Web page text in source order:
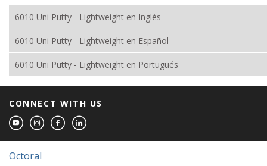
6010 Uni Putty - Lightweight en Inglés
6010 Uni Putty - Lightweight en Español
6010 Uni Putty - Lightweight en Portugués
CONNECT WITH US
Octoral